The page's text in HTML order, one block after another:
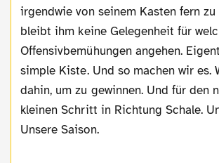
irgendwie von seinem Kasten fern zu
bleibt ihm keine Gelegenheit für
Offensivbemühungen angehen.
simple Kiste. Und so machen wir es.
dahin, um zu gewinnen. Und für den
kleinen Schritt in Richtung Schale.
Unsere Saison.